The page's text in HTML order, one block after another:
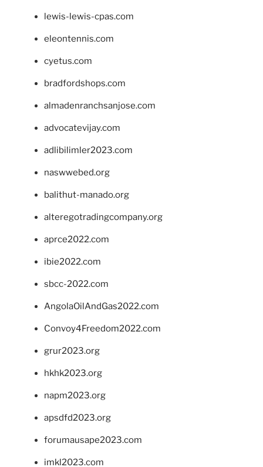
lewis-lewis-cpas.com
eleontennis.com
cyetus.com
bradfordshops.com
almadenranchsanjose.com
advocatevijay.com
adlibilimler2023.com
naswwebed.org
balithut-manado.org
alteregotradingcompany.org
aprce2022.com
ibie2022.com
sbcc-2022.com
AngolaOilAndGas2022.com
Convoy4Freedom2022.com
grur2023.org
hkhk2023.org
napm2023.org
apsdfd2023.org
forumausape2023.com
imkl2023.com